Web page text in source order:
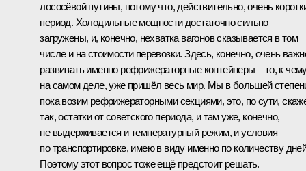
лососёвой путины, потому что, действительно, очень
период. Холодильные мощности достаточно сильно
загружены, и, конечно, нехватка вагонов сказывается в том
числе и на стоимости перевозки. Здесь, конечно, очень
развивать именно рефрижераторные контейнеры – то, к
на самом деле, уже пришёл весь мир. Мы в большей
пока возим рефрижераторными секциями, это, по сути,
так, остатки от советского периода, и там уже, конечно,
не выдерживается и температурный режим, и условия
по транспортировке, имею в виду именно по количеству
Поэтому этот вопрос тоже ещё предстоит решать.